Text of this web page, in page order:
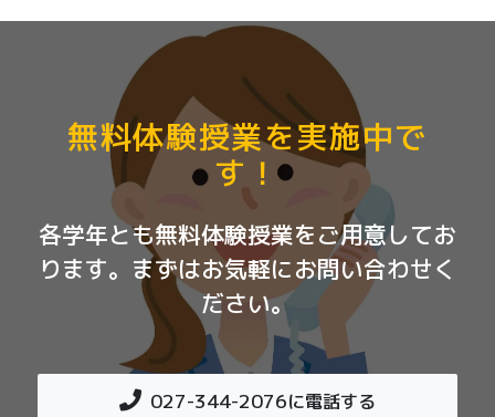
無料体験授業を実施中で
す！
各学年とも無料体験授業をご用意してお
ります。まずはお気軽にお問い合わせく
ださい。
027-344-2076に電話する